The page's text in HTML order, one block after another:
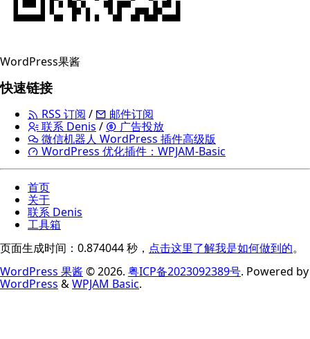
WordPress果酱
快速链接
RSS 订阅 /
邮件订阅
联系 Denis /
广告投放
微信机器人 WordPress 插件高级版
WordPress 优化插件：WPJAM-Basic
首页
关于
联系 Denis
工具箱
页面生成时间：0.874044 秒， 点击这里了解我是如何做到的。
WordPress 果酱© 2026. 粤ICP备2023092389号. Powered by
WordPress &WPJAM Basic.